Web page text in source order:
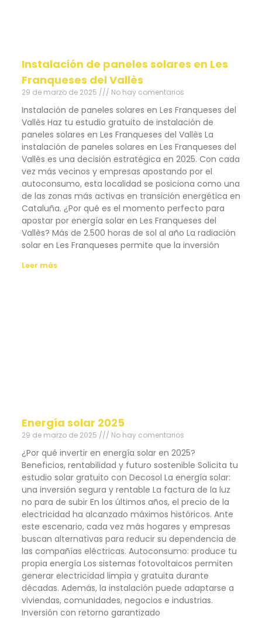
Instalación de paneles solares en Les
Franqueses del Vallès
29 de marzo de 2025 No hay comentarios
Instalación de paneles solares en Les Franqueses del
Vallès Haz tu estudio gratuito de instalación de
paneles solares en Les Franqueses del Vallès La
instalación de paneles solares en Les Franqueses del
Vallès es una decisión estratégica en 2025. Con cada
vez más vecinos y empresas apostando por el
autoconsumo, esta localidad se posiciona como una
de las zonas más activas en transición energética en
Cataluña. ¿Por qué es el momento perfecto para
apostar por energía solar en Les Franqueses del
Vallès? Más de 2.500 horas de sol al año La radiación
solar en Les Franqueses permite que la inversión
Leer más
Energía solar 2025
29 de marzo de 2025 No hay comentarios
¿Por qué invertir en energía solar en 2025?
Beneficios, rentabilidad y futuro sostenible Solicita tu
estudio solar gratuito con Decosol La energía solar:
una inversión segura y rentable La factura de la luz
no para de subir En los últimos años, el precio de la
electricidad ha alcanzado máximos históricos. Ante
este escenario, cada vez más hogares y empresas
buscan alternativas para reducir su dependencia de
las compañías eléctricas. Autoconsumo: produce tu
propia energía Los sistemas fotovoltaicos permiten
generar electricidad limpia y gratuita durante
décadas. Además, la instalación puede adaptarse a
viviendas, comunidades, negocios e industrias.
Inversión con retorno garantizado